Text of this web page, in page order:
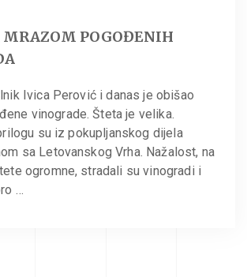
POGOĐENIH
Ivica Perović i danas je obišao
vinograde. Šteta je velika.
su iz pokupljanskog dijela
sa Letovanskog Vrha. Nažalost, na
ogromne, stradali su vinogradi i
…